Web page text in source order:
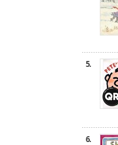
5.
6.